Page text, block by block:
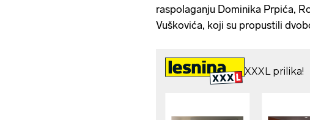
raspolaganju Dominika Prpića,
Vuškovića, koji su propustili